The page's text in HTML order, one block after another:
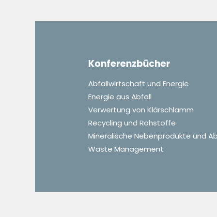
Konferenzbücher
Abfallwirtschaft und Energie
Energie aus Abfall
Verwertung von Klärschlamm
Recycling und Rohstoffe
Mineralische Nebenprodukte und
Waste Management